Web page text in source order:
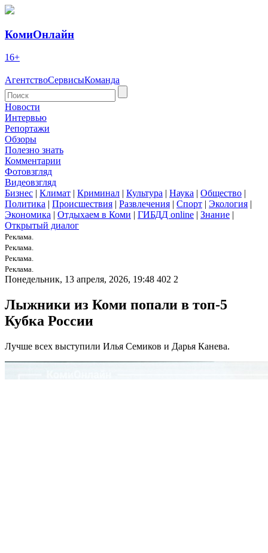
КомиОнлайн
16+
АгентствоСервисыКоманда
Новости
Интервью
Репортажи
Обзоры
Полезно знать
Комментарии
Фотовзгляд
Видеовзгляд
Бизнес | Климат | Криминал | Культура | Наука | Общество |
Политика | Происшествия | Развлечения | Спорт | Экология |
Экономика | Отдыхаем в Коми | ГИБДД online | Знание |
Открытый диалог
Реклама.
Реклама.
Реклама.
Реклама.
Понедельник, 13 апреля, 2026, 19:48 402 2
Лыжники из Коми попали в топ-5
Кубка России
Лучше всех выступили Илья Семиков и Дарья Канева.